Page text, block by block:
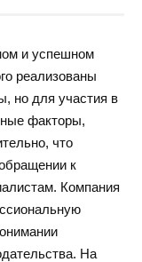
и успешном
реализованы
но для участия в
факторы,
что
к
Компания
На